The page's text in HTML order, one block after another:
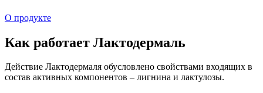
О продукте
Как работает Лактодермаль
Действие Лактодермаля обусловлено свойствами входящих в
состав активных компонентов – лигнина и лактулозы.